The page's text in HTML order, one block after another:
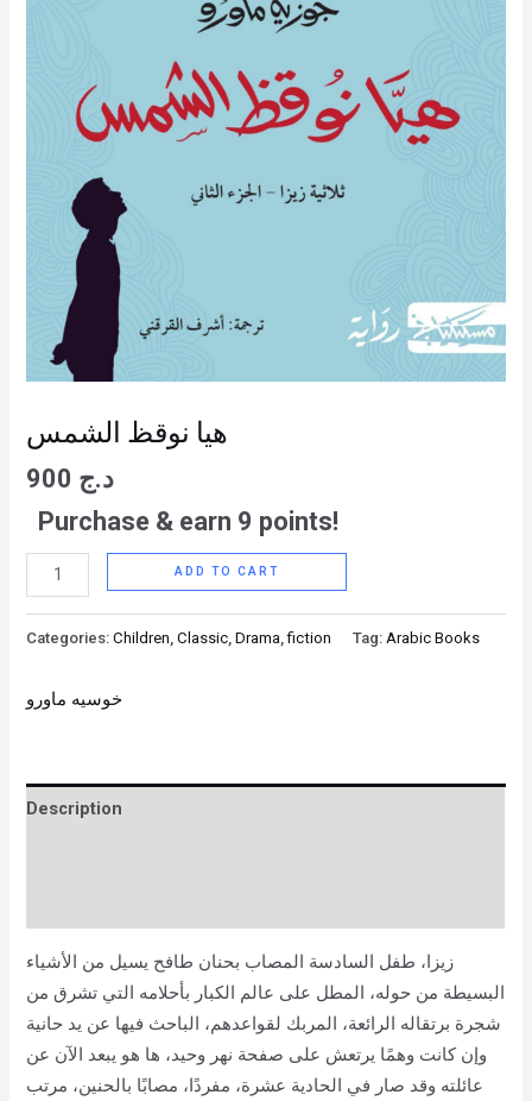
هيا نوقظ الشمس
د.ج
Purchase & earn 9 points!
ADD TO CART
Categories:Children ,Classic ,Drama ,fiction Tag: Arabic Books
خوسيه ماورو
Description
زيزا، طفل السادسة المصاب بحنان طافح يسيل من الأشياء
البسيطة من حوله، المطل على عالم الكبار بأحلامه التي تشرق من
شجرة برتقاله الرائعة، المربك لقواعدهم، الباحث فيها عن يد حانية
وإن كانت وهمًا يرتعش على صفحة نهر وحيد، ها هو يبعد الآن عن
عائلته وقد صار في الحادية عشرة، مفردًا، مصابًا بالحنين، مرتب